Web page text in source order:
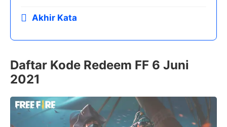
Akhir Kata
Daftar Kode Redeem FF 6 Juni
2021